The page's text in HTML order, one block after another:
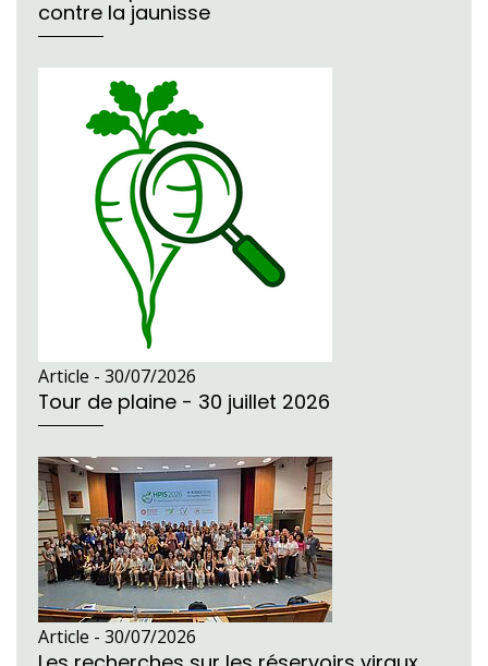
contre la jaunisse
Article - 30/07/2026
Tour de plaine - 30 juillet 2026
Article - 30/07/2026